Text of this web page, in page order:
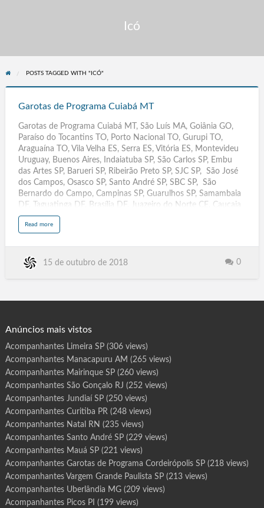
Icó
POSTS TAGGED WITH "ICÓ"
Cuiabá
Garotas de Programa Cuiabá MT
Garotas de Programa Cuiabá MT, São Luís MA, Goiânia GO,
Paraíso do Tocantins TO, Porto Nacional TO, Gurupi TO,
Araguaína TO, Vila Velha ES, Serra ES, Vitória ES, Montevideu
Uruguay, Buenos Aires, Indaiatuba SP, São Carlos SP, Embu
das Artes SP, Barueri SP, Ribeirão Preto SP, SJC SP, São José
dos Campos, Osasco SP, Santo André SP, SBC SP, São
Bernardo do Campo, Campinas SP, Guarulhos SP, Samambaia
DF, Taguatinga DF, Brasília DF, Juazeiro do Norte CE, Caucaia
CE, Fortaleza CE, Vitória da Conquista BA, Feira de Santana
BA, Salvador BA, Itacoatiara AM, Parintins AM, Manaus AM,
Votorantim SP, Tatuí SP, Várzea Paulista SP, Caraguatatuba SP,
Read morea
t
r
e
r
m
a
u
a
á
M
T
15 de outubro de 2018 0
Anúncios mais vistos
Acompanhantes Limeira SP(306 views)
Acompanhantes Manacapuru AM (265 views)
Acompanhantes Mairinque SP(260 views)
Acompanhantes São Gonçalo RJ (252 views)
Acompanhantes Jundiaí SP(250 views)
Acompanhantes Curitiba PR(248 views)
Acompanhantes Natal RN (235 views)
Acompanhantes Santo André SP(229 views)
Acompanhantes Mauá SP(221 views)
Acompanhantes Garotas de Programa Cordeirópolis SP(218 views)
Acompanhantes Vargem Grande Paulista SP(213 views)
Acompanhantes Uberlândia MG(209 views)
Acompanhantes Picos PI (199 views)